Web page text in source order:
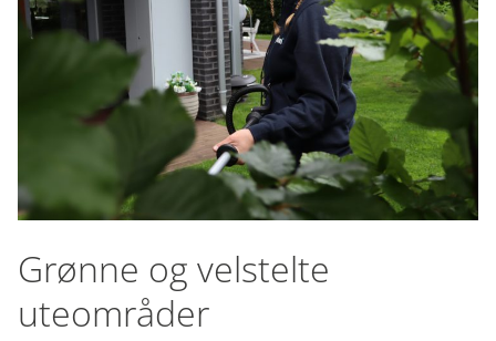
Ønsker du å vite mer? Her kan du lese mer om
oss
Grønne og velstelte
uteområder